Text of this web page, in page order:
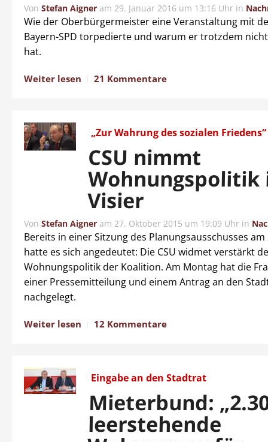
Von Stefan Aigner am 29. Januar 2016 um 13:16 Uhr in
Wie der Oberbürgermeister eine Veranstaltung mit
Bayern-SPD torpedierte und warum er trotzdem
hat.
Weiter lesen 21 Kommentare
„Zur Wahrung des sozialen Friedens“
CSU nimmt
Wohnungspolitik
Visier
Von Stefan Aigner am 27. Oktober 2015 um 19:09 Uhr in
Bereits in einer Sitzung des Planungsausschusses
hatte es sich angedeutet: Die CSU widmet verstärkt
Wohnungspolitik der Koalition. Am Montag hat die
einer Pressemitteilung und einem Antrag an den
nachgelegt.
Weiter lesen 12 Kommentare
Eingabe an den Stadtrat
Mieterbund:
leerstehende